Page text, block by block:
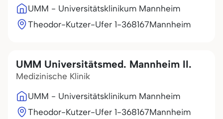
UMM - Universitätsklinikum Mannheim
Theodor-Kutzer-Ufer 1-368167Mannheim
UMM Universitätsmed. Mannheim II.
Medizinische Klinik
UMM - Universitätsklinikum Mannheim
Theodor-Kutzer-Ufer 1-368167Mannheim